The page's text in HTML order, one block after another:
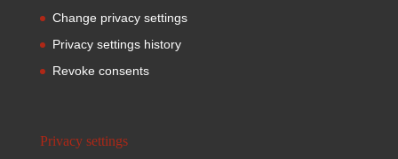
Change privacy settings
Privacy settings history
Revoke consents
Privacy settings